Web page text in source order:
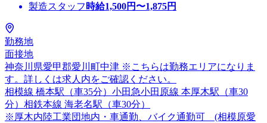
製造スタッフ 時給1,500円〜1,875円
勤務地
面接地
神奈川県愛甲郡愛川町中津 ※こちらは勤務エリアになりま
す。詳しくは求人内をご確認ください。
相模線 橋本駅（車35分）小田急小田原線 本厚木駅（車30
分）相鉄本線 海老名駅（車30分）
※厚木内陸工業団地内・車通勤、バイク通勤可 (相模原愛